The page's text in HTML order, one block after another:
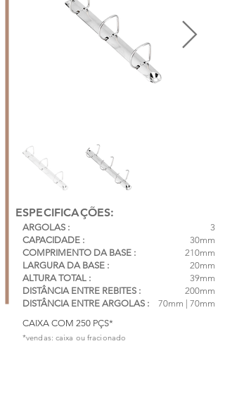
ESPECIFICAÇÕES:
ARGOLAS :
CAPACIDADE :
COMPRIMENTO DA BASE :
LARGURA DA BASE :
ALTURA TOTAL :
DISTÂNCIA ENTRE REBITES :
DISTÂNCIA ENTRE ARGOLAS :
3
30mm
210mm
20mm
39mm
200mm
70mm | 70mm
CAIXA COM 250 PÇS*
*vendas: caixa ou fracionado